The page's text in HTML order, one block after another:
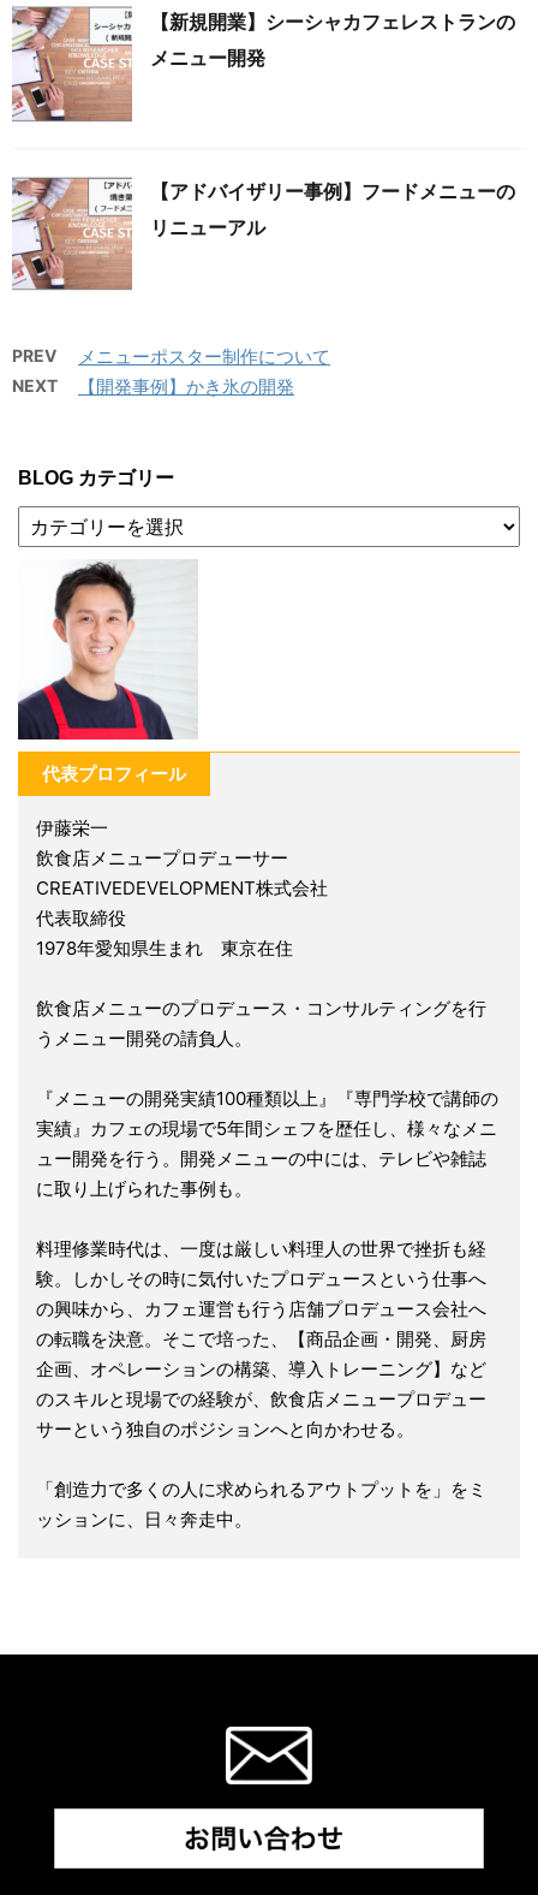
【新規開業】シーシャカフェレストランの
メニュー開発
【アドバイザリー事例】フードメニューの
リニューアル
PREV メニューポスター制作について
NEXT 【開発事例】かき氷の開発
BLOG カテゴリー
代表プロフィール
伊藤栄一
飲食店メニュープロデューサー
CREATIVEDEVELOPMENT株式会社
代表取締役
1978年愛知県生まれ 東京在住
飲食店メニューのプロデュース・コンサルティングを行
うメニュー開発の請負人。
『メニューの開発実績100種類以上』『専門学校で講師の
実績』カフェの現場で5年間シェフを歴任し、様々なメニ
ュー開発を行う。開発メニューの中には、テレビや雑誌
に取り上げられた事例も。
料理修業時代は、一度は厳しい料理人の世界で挫折も経
験。しかしその時に気付いたプロデュースという仕事へ
の興味から、カフェ運営も行う店舗プロデュース会社へ
の転職を決意。そこで培った、【商品企画・開発、厨房
企画、オペレーションの構築、導入トレーニング】など
のスキルと現場での経験が、飲食店メニュープロデュー
サーという独自のポジションへと向かわせる。
「創造力で多くの人に求められるアウトプットを」をミ
ッションに、日々奔走中。